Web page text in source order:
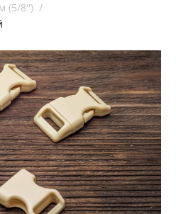
(5/8'') /